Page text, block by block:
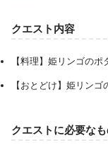
クエスト内容
【料理】姫リンゴの
【おとどけ】姫リン
クエストに必要な